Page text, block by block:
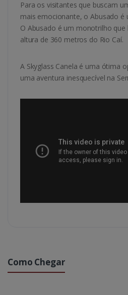
Para os visitantes que buscam
mais emocionante, o Abusado é
O Abusado é um monotrilho que
altura de 360 metros do Rio Caí.
A Skyglass Canela é uma ótima
uma aventura inesquecível na
Como Chegar